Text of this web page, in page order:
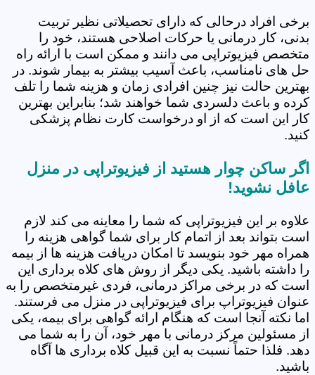
برخی افراد درحالی که دارای تحصیلاتی نظیر تربیت
بدنی، کار درمانی یا حرکات اصلاحی هستند، خود را
متخصص فیزیوتراپی می دانند و ممکن است با ارائه راه
حل های نامناسب، باعث آسیب بیشتر به بیمار شوند. در
بهترین حالت نیز چنین افرادی زمان و هزینه شما را تلف
کرده و باعث دلسردی شما خواهند شد؛ بنابراین بهترین
کار این است که از او درخواست کارت نظام پزشکی
کنید.
اگر ساکن چوار هستید از فیزیوتراپی در منزل
عافل نشوید!
علاوه بر این فیزیوتراپی که شما را معاینه می کند لازم
است بتواند بعد از اتمام کار برای شما گواهی هزینه را
همراه مهر خود بنویسد تا امکان دریافت هزینه ها از بیمه
را داشته باشید. یکی دیگر از روش های کلاه برداری این
است که در برخی مراکز درمانی، فردی غیرمتخصص را به
عنوان فیزیوتراپ برای فیزیوتراپی در منزل می فرستند.
اما نکته آنجا است که هنگام ارائه گواهی برای بیمه، یکی
از مسئولین مرکز درمانی با مهر خود، آن را به شما می
دهد. فلذا حتماً نسبت به این قبیل کلاه برداری ها آگاه
باشید.